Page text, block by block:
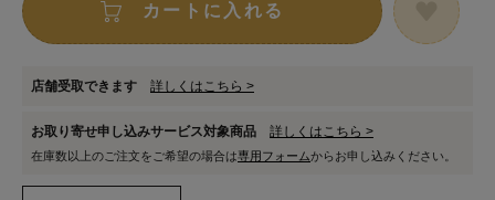
カートに入れる
店舗受取できます 詳しくはこちら >
お取り寄せ申し込みサービス対象商品 詳しくはこちら >
在庫数以上のご注文をご希望の場合は専用フォームからお申し込みください。